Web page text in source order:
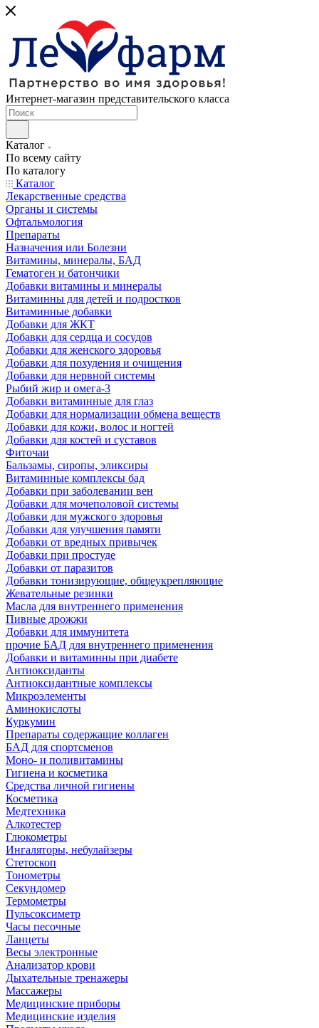
Интернет-магазин представительского класса
Каталог
По всему сайту
По каталогу
Каталог
Лекарственные средства
Органы и системы
Офтальмология
Препараты
Назначения или Болезни
Витамины, минералы, БАД
Гематоген и батончики
Добавки витамины и минералы
Витаминны для детей и подростков
Витаминные добавки
Добавки для ЖКТ
Добавки для сердца и сосудов
Добавки для женского здоровья
Добавки для похудения и очищения
Добавки для нервной системы
Рыбий жир и омега-3
Добавки витаминные для глаз
Добавки для нормализации обмена веществ
Добавки для кожи, волос и ногтей
Добавки для костей и суставов
Фиточаи
Бальзамы, сиропы, эликсиры
Витаминные комплексы бад
Добавки при заболевании вен
Добавки для мочеполовой системы
Добавки для мужского здоровья
Добавки для улучшения памяти
Добавки от вредных привычек
Добавки при простуде
Добавки от паразитов
Добавки тонизирующие, общеукрепляющие
Жевательные резинки
Масла для внутреннего применения
Пивные дрожжи
Добавки для иммунитета
прочие БАД для внутреннего применения
Добавки и витаминны при диабете
Антиоксиданты
Антиоксидантные комплексы
Микроэлементы
Аминокислоты
Куркумин
Препараты содержащие коллаген
БАД для спортсменов
Моно- и поливитамины
Гигиена и косметика
Средства личной гигиены
Косметика
Медтехника
Алкотестер
Глюкометры
Ингаляторы, небулайзеры
Стетоскоп
Тонометры
Секундомер
Термометры
Пульсоксиметр
Часы песочные
Ланцеты
Весы электронные
Анализатор крови
Дыхательные тренажеры
Массажеры
Медицинские приборы
Медицинские изделия